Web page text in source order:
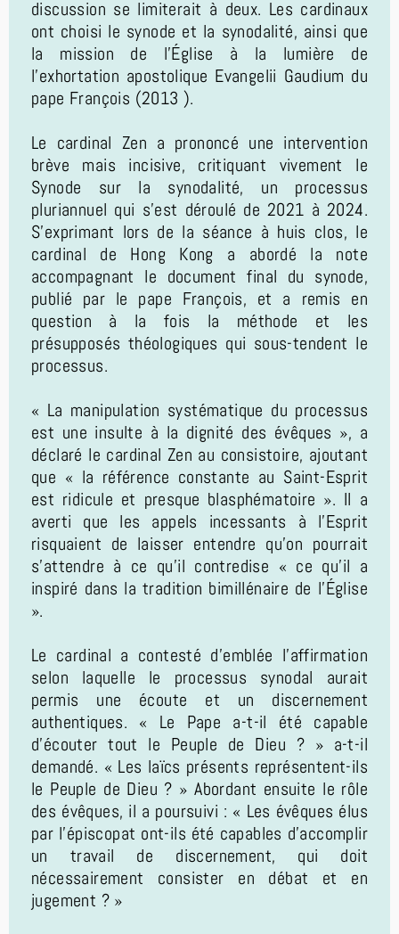
discussion se limiterait à deux. Les cardinaux
ont choisi le synode et la synodalité, ainsi que
la mission de l'Église à la lumière de
l'exhortation apostolique Evangelii Gaudium du
pape François (2013 ).
Le cardinal Zen a prononcé une intervention
brève mais incisive, critiquant vivement le
Synode sur la synodalité, un processus
pluriannuel qui s'est déroulé de 2021 à 2024.
S'exprimant lors de la séance à huis clos, le
cardinal de Hong Kong a abordé la note
accompagnant le document final du synode,
publié par le pape François, et a remis en
question à la fois la méthode et les
présupposés théologiques qui sous-tendent le
processus.
« La manipulation systématique du processus
est une insulte à la dignité des évêques », a
déclaré le cardinal Zen au consistoire, ajoutant
que « la référence constante au Saint-Esprit
est ridicule et presque blasphématoire ». Il a
averti que les appels incessants à l'Esprit
risquaient de laisser entendre qu'on pourrait
s'attendre à ce qu'il contredise « ce qu'il a
inspiré dans la tradition bimillénaire de l'Église
».
Le cardinal a contesté d'emblée l'affirmation
selon laquelle le processus synodal aurait
permis une écoute et un discernement
authentiques. « Le Pape a-t-il été capable
d'écouter tout le Peuple de Dieu ? » a-t-il
demandé. « Les laïcs présents représentent-ils
le Peuple de Dieu ? » Abordant ensuite le rôle
des évêques, il a poursuivi : « Les évêques élus
par l'épiscopat ont-ils été capables d'accomplir
un travail de discernement, qui doit
nécessairement consister en débat et en
jugement ? »